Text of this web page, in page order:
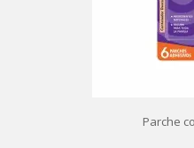
Parche